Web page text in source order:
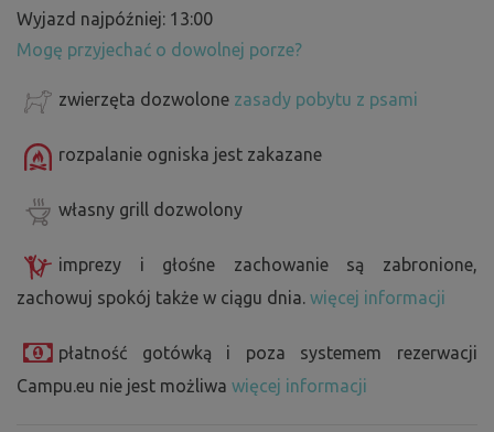
Wyjazd najpóźniej: 13:00
Mogę przyjechać o dowolnej porze?
zwierzęta dozwolone zasady pobytu z psami
rozpalanie ogniska jest zakazane
własny grill dozwolony
imprezy i głośne zachowanie są zabronione,
zachowuj spokój także w ciągu dnia. więcej informacji
płatność gotówką i poza systemem rezerwacji
Campu.eu nie jest możliwa więcej informacji